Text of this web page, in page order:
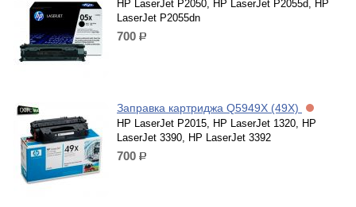
HP LaserJet P2050, HP LaserJet P2055d, HP
LaserJet P2055dn
700 р.
Заправка картриджа Q5949X (49X)
HP LaserJet P2015, HP LaserJet 1320, HP
LaserJet 3390, HP LaserJet 3392
700 р.